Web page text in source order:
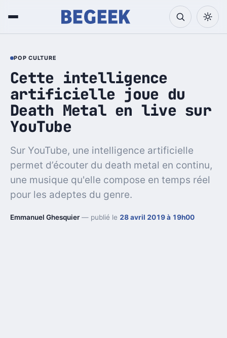
POP CULTURE
Cette intelligence
artificielle joue du
Death Metal en live sur
YouTube
Sur YouTube, une intelligence artificielle
permet d’écouter du death metal en continu,
une musique qu'elle compose en temps réel
pour les adeptes du genre.
Emmanuel Ghesquier— publié le 28 avril 2019 à 19h00